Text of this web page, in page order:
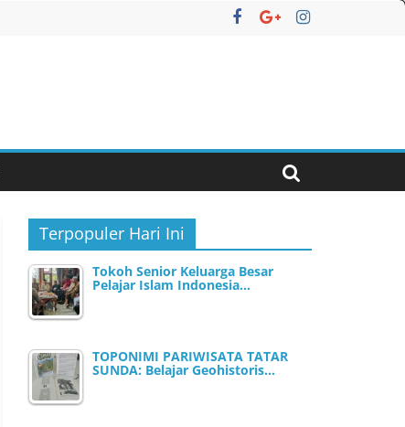
Terpopuler Hari Ini
Tokoh Senior Keluarga Besar
Pelajar Islam Indonesia…
TOPONIMI PARIWISATA TATAR
SUNDA: Belajar Geohistoris…